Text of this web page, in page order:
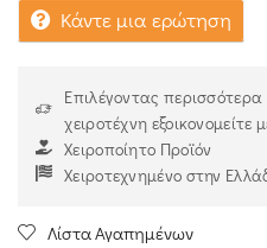
Κάντε μια ερώτηση
Επιλέγοντας
χειροτέχνη εξοικονομείτε
Χειροποίητο Προϊόν
Χειροτεχνημένο στην
Λίστα Αγαπημένων